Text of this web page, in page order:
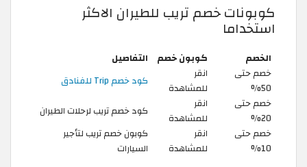
كوبونات خصم تريب للطيران الاكثر
استخداما
الخصم كوبون خصم
التفاصيل
خصم حتى
50%
انقر
للمشاهدة
كود خصم Trip للفنادق
خصم حتى
20%
انقر
للمشاهدة
كود خصم تريب لرحلات الطيران
خصم حتى
10%
انقر
للمشاهدة
كوبون خصم تريب لتأجير
السيارات